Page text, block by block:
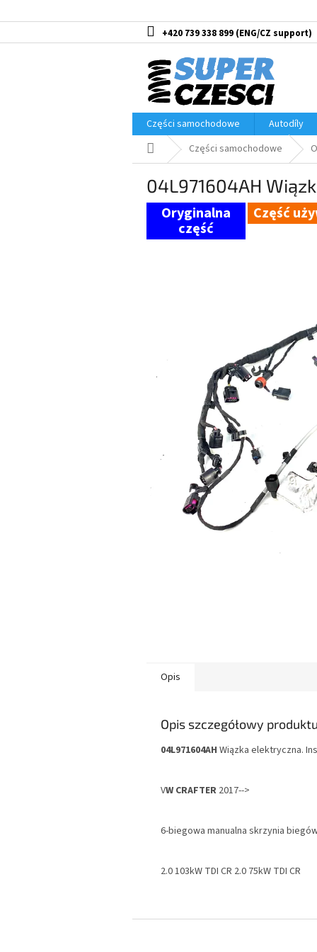
do
+420 739 338 899
Części samochodowe
Autodíly
Home Części samochodowe
04L971604AH
Część
Opis
Opis szczegółowy
04L971604AH Wiązka elektryczna.
VW CRAFTER 2017-->
6-biegowa manualna skrzynia
2.0 103kW TDI CR 2.0 75kW TDI CR